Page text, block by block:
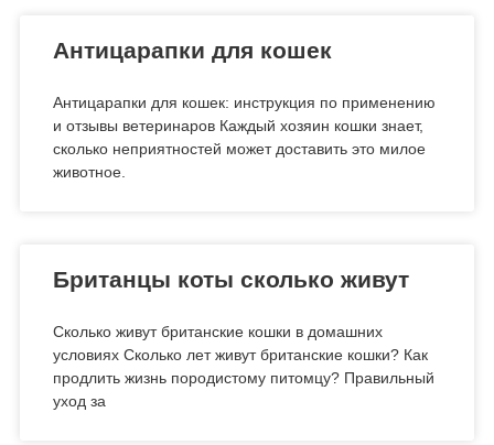
Антицарапки для кошек
Антицарапки для кошек: инструкция по применению
и отзывы ветеринаров Каждый хозяин кошки знает,
сколько неприятностей может доставить это милое
животное.
Британцы коты сколько живут
Сколько живут британские кошки в домашних
условиях Сколько лет живут британские кошки? Как
продлить жизнь породистому питомцу? Правильный
уход за